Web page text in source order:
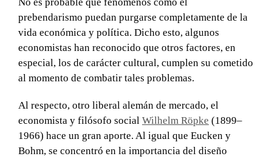
prebendarismo puedan purgarse completamente de la
vida económica y política. Dicho esto, algunos
economistas han reconocido que otros factores, en
especial, los de carácter cultural, cumplen su cometido
al momento de combatir tales problemas.
Al respecto, otro liberal alemán de mercado, el
economista y filósofo social Wilhelm Röpke (1899–
1966) hace un gran aporte. Al igual que Eucken y
Bohm, se concentró en la importancia del diseño